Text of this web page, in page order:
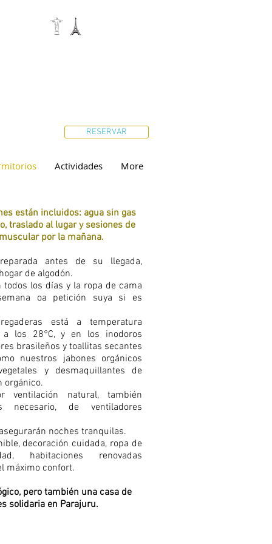
RESERVAR
Actividades More
están incluidos: agua sin gas
traslado al lugar y sesiones de
por la mañana.
antes de su llegada,
de algodón.
todos los días y la ropa de cama
oa petición suya si es
está a temperatura
a los 28°C, y en los inodoros
brasileños y toallitas secantes
nuestros jabones orgánicos
y desmaquillantes de
orgánico.
ventilación natural, también
de ventiladores
noches tranquilas.
decoración cuidada, ropa de
habitaciones renovadas
máximo confort.
pero también una casa de
solidaria en Parajuru.